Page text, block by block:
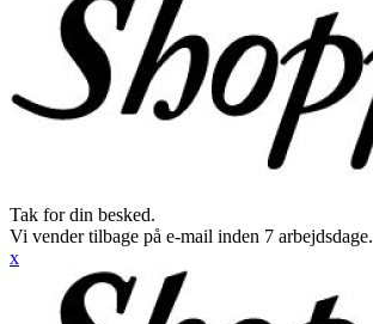
Tak for din besked.
Vi vender tilbage på e-mail inden 7 arbejdsdage.
x